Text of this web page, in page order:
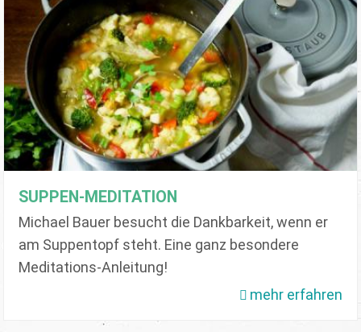
SUPPEN-MEDITATION
Michael Bauer besucht die Dankbarkeit, wenn er
am Suppentopf steht. Eine ganz besondere
Meditations-Anleitung!
mehr erfahren